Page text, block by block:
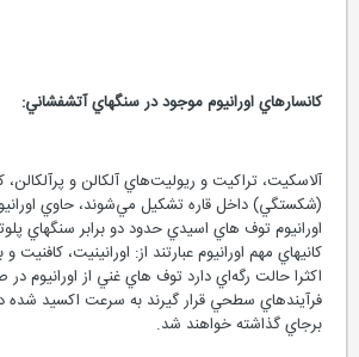
کانسارهاي اورانيوم موجود در سنگهاي آتشفشاني:
آلاسکيت، تراکيت و ريوليت‌هاي آلکالن و پرآلکالن،
(شکستگي) داخل قاره تشکيل مي‌شوند، حاوي
اورانيوم توف هاي اسيدي حدود دو برابر سنگهاي
کانيهاي مهم اورانيوم عبارتند از: اورانينيت، کافنيت و
اکثرا حالت رگه‌اي دارد توف هاي غني از اورانيوم در
فرآيندهاي سطحي قرار گيرند به سرعت اکسيد شده در
برجاي گذاشته خواهند شد.